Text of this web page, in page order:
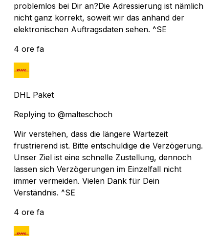
problemlos bei Dir an?Die Adressierung ist nämlich
nicht ganz korrekt, soweit wir das anhand der
elektronischen Auftragsdaten sehen. ^SE
4 ore fa
DHL Paket
Replying to @malteschoch
Wir verstehen, dass die längere Wartezeit
frustrierend ist. Bitte entschuldige die Verzögerung.
Unser Ziel ist eine schnelle Zustellung, dennoch
lassen sich Verzögerungen im Einzelfall nicht
immer vermeiden. Vielen Dank für Dein
Verständnis. ^SE
4 ore fa